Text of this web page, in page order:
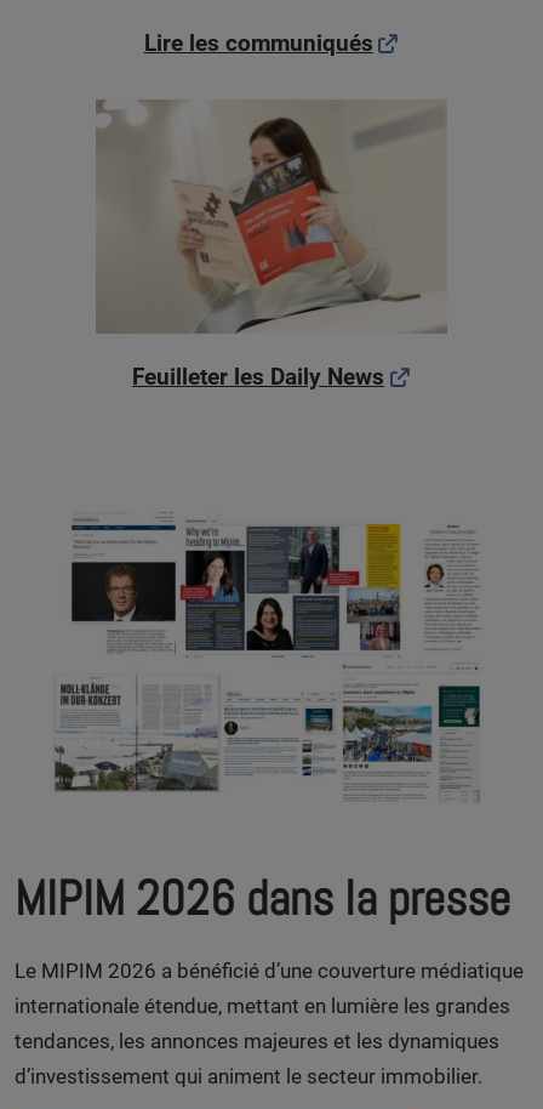
Lire les communiqués
Feuilleter les Daily News
MIPIM 2026 dans la presse
Le MIPIM 2026 a bénéficié d’une couverture médiatique
internationale étendue, mettant en lumière les grandes
tendances, les annonces majeures et les dynamiques
d’investissement qui animent le secteur immobilier.